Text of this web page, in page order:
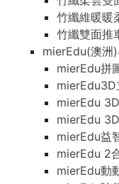
竹纖維暖暖
竹纖雙面推
mierEdu(澳洲
mierEdu拼
mierEdu3D
mierEdu
mierEdu
mierEdu益
mierEdu 2
mierEdu動